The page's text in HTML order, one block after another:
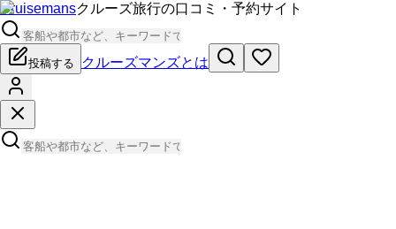
Cruisemansクルーズ旅行の口コミ・予約サイト
投稿する クルーズマンズとは